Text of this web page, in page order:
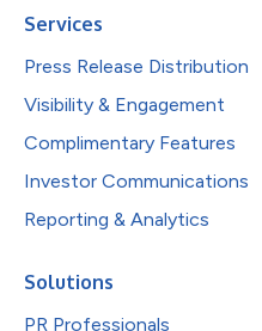
Services
Press Release Distribution
Visibility & Engagement
Complimentary Features
Investor Communications
Reporting & Analytics
Solutions
PR Professionals